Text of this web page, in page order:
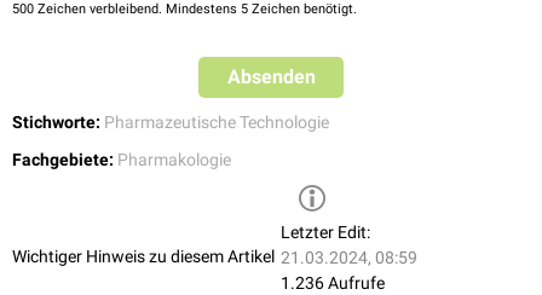
500 Zeichen verbleibend. Mindestens 5 Zeichen benötigt.
Absenden
Stichworte: Pharmazeutische Technologie
Fachgebiete: Pharmakologie
Wichtiger Hinweis zu diesem Artikel
Letzter Edit:
21.03.2024, 08:59
1.236 Aufrufe